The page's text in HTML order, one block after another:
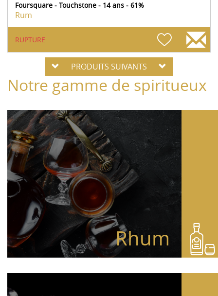
Foursquare - Touchstone - 14 ans - 61%
Rum
RUPTURE
PRODUITS SUIVANTS
Notre gamme de spiritueux
Rhum